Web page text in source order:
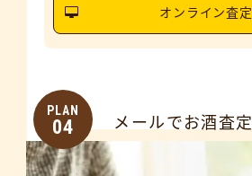
オンライン査定
PLAN
04 メールでお酒査定